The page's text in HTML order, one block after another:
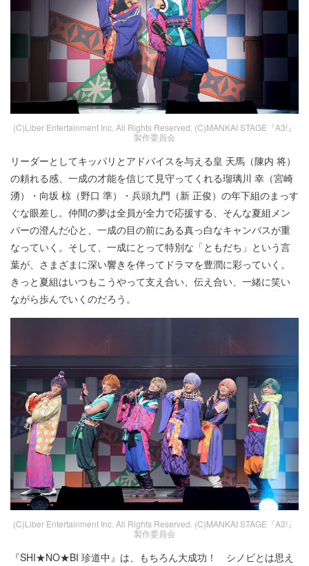
(C)Liber Entertainment Inc. All Rights Reserved. (C)MANKAI STAGE『A3!』
製作委員会
リーダーとしてキッパリとアドバイスを与える皇 天馬（陳内 将）
の頼れる感、一成の才能を信じて見守ってくれる瑠璃川 幸（宮崎
湧）・向坂 椋（野口 準）・兵頭九門（新 正俊）の年下組のまっす
ぐな眼差し。仲間の夢は全員が全力で応援する、そんな夏組メン
バーの澄んだ心と、一成の目の前にある真っ白なキャンバスが重
なっていく。そして、一成にとって特別な「ともだち」という言
葉が、さまざまに深い響きを伴ってドラマを豊潤に彩っていく。
きっと夏組はいつもこうやって支え合い、伝え合い、一緒に笑い
ながら歩んでいくのだろう。
(C)Liber Entertainment Inc. All Rights Reserved. (C)MANKAI STAGE『A3!』
製作委員会
『SHI★NO★BI 珍道中』は、もちろん大成功！ シノビとは思え